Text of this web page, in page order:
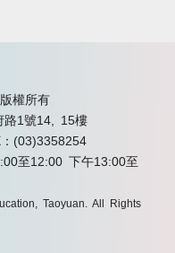
權所有
路1號14, 15樓
：(03)3358254
至12:00 下午13:00至
Taoyuan. All Rights